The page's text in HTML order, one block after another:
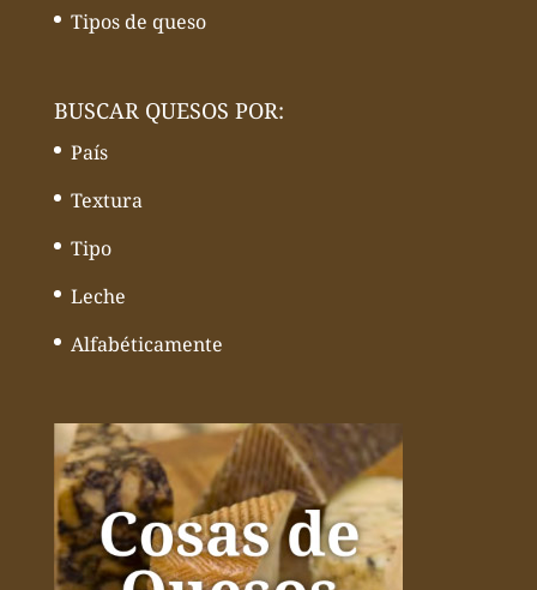
Tipos de queso
BUSCAR QUESOS POR:
País
Textura
Tipo
Leche
Alfabéticamente